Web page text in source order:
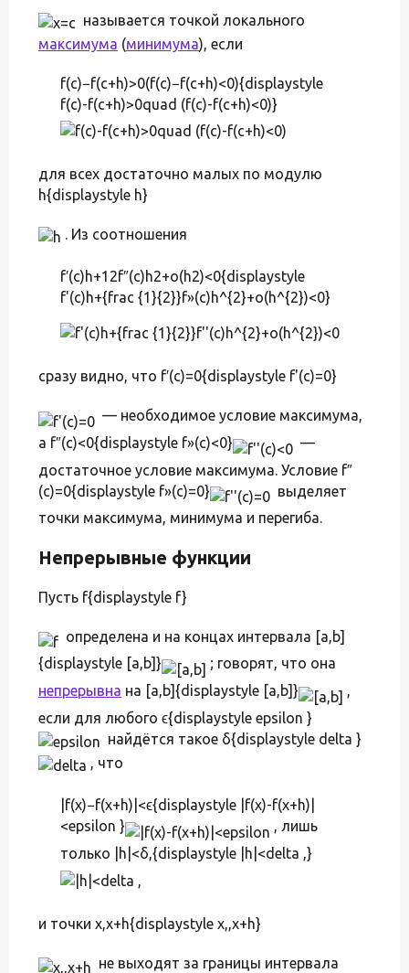
называется точкой локального
максимума (минимума), если
f(c)−f(c+h)>0(f(c)−f(c+h)<0){displaystyle
f(c)-f(c+h)>0quad (f(c)-f(c+h)<0)}
для всех достаточно малых по модулю
h{displaystyle h}
. Из соотношения
f′(c)h+12f″(c)h2+o(h2)<0{displaystyle
f'(c)h+{frac {1}{2}}f»(c)h^{2}+o(h^{2})<0}
сразу видно, что f′(c)=0{displaystyle f'(c)=0}
— необходимое условие максимума,
а f″(c)<0{displaystyle f»(c)<0}
—
достаточное условие максимума. Условие f″
(c)=0{displaystyle f»(c)=0}
выделяет
точки максимума, минимума и перегиба.
Непрерывные функции
Пусть f{displaystyle f}
определена и на концах интервала [a,b]
{displaystyle [a,b]}
; говорят, что она
непрерывна на [a,b]{displaystyle [a,b]}
,
если для любого ϵ{displaystyle epsilon }
найдётся такое δ{displaystyle delta }
, что
|f(x)−f(x+h)|<ϵ{displaystyle |f(x)-f(x+h)|
<epsilon }
, лишь
только |h|<δ,{displaystyle |h|<delta ,}
и точки x,x+h{displaystyle x,,x+h}
не выходят за границы интервала